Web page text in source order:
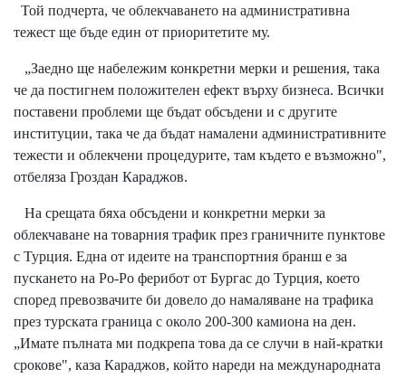
Той подчерта, че облекчаването на административна
тежест ще бъде един от приоритетите му.
„Заедно ще набележим конкретни мерки и решения, така
че да постигнем положителен ефект върху бизнеса. Всички
поставени проблеми ще бъдат обсъдени и с другите
институции, така че да бъдат намалени административните
тежести и облекчени процедурите, там където е възможно",
отбеляза Гроздан Караджов.
На срещата бяха обсъдени и конкретни мерки за
облекчаване на товарния трафик през граничните пунктове
с Турция. Една от идеите на транспортния бранш е за
пускането на Ро-Ро ферибот от Бургас до Турция, което
според превозвачите би довело до намаляване на трафика
през турската граница с около 200-300 камиона на ден.
„Имате пълната ми подкрепа това да се случи в най-кратки
срокове", каза Караджов, който нареди на международната